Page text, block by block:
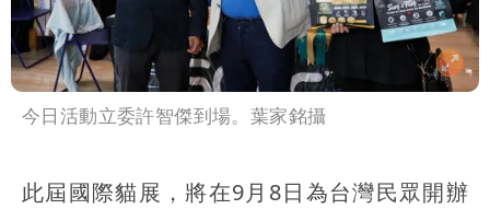
今日活動立委許智傑到場。葉家銘攝
此屆國際貓展，將在9月8日為台灣民眾開辦